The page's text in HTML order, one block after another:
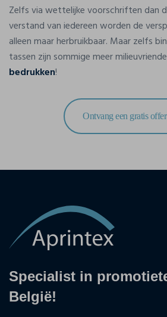
Zelfs via wettelijke voorschriften dan
verstand van iedereen worden de
alleen maar herbruikbaar. Maar zelfs
tassen zijn sommige meer
bedrukken!
Ontvang een gratis
Specialist in
België!